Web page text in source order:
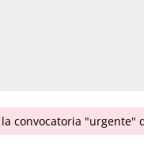
la convocatoria